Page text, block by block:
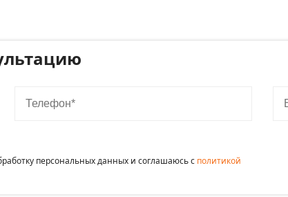
персональных данных и соглашаюсь c политикой